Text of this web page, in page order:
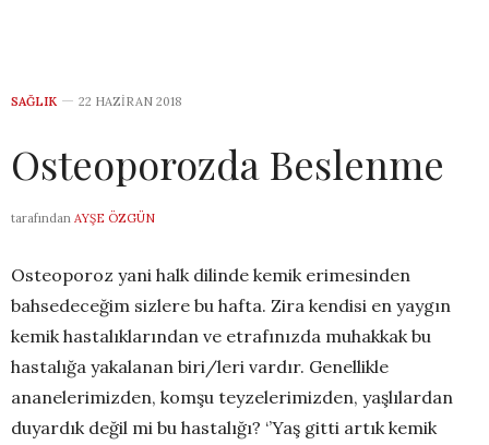
SAĞLIK 22 HAZIRAN 2018
Osteoporozda Beslenme
tarafından AYŞE ÖZGÜN
Osteoporoz yani halk dilinde kemik erimesinden
bahsedeceğim sizlere bu hafta. Zira kendisi en yaygın
kemik hastalıklarından ve etrafınızda muhakkak bu
hastalığa yakalanan biri/leri vardır. Genellikle
ananelerimizden, komşu teyzelerimizden, yaşlılardan
duyardık değil mi bu hastalığı? ‘’Yaş gitti artık kemik